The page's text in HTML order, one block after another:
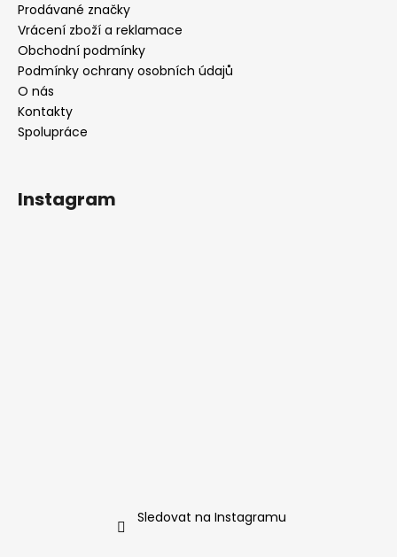
Prodávané značky
Vrácení zboží a reklamace
Obchodní podmínky
Podmínky ochrany osobních údajů
O nás
Kontakty
Spolupráce
Instagram
Sledovat na Instagramu